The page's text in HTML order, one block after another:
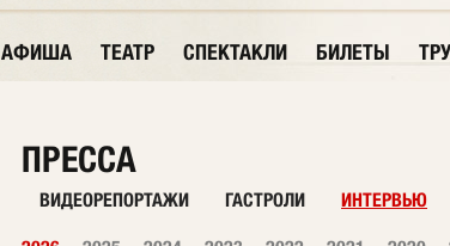
АФИША ТЕАТР СПЕКТАКЛИ БИЛЕТЫ
ПРЕССА
ВИДЕОРЕПОРТАЖИ ГАСТРОЛИ ИНТЕРВЬЮ